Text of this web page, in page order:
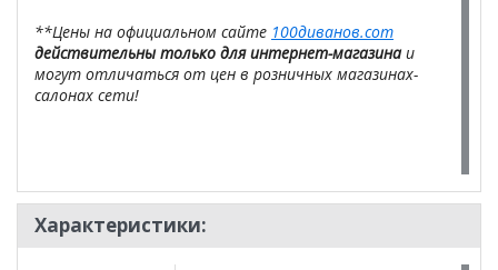
**Цены на официальном сайте 100диванов.com
действительны только для интернет-магазинаи
могут отличаться от цен в розничных магазинах-
салонах сети!
Характеристики: